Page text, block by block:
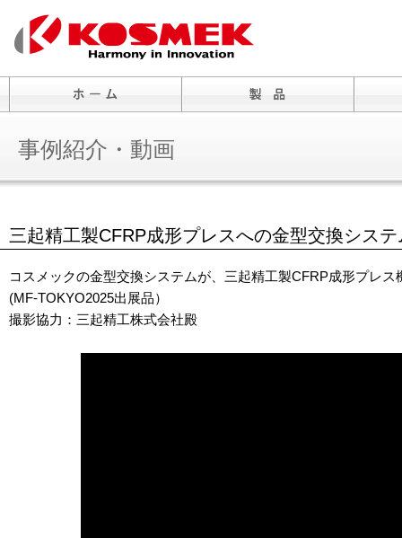
事例紹介・動画
三起精工製CFRP成形プレスへの金型交換シス
コスメックの金型交換システムが、三起精工製CFRP成形プレ
(MF-TOKYO2025出展品）
撮影協力：三起精工株式会社殿